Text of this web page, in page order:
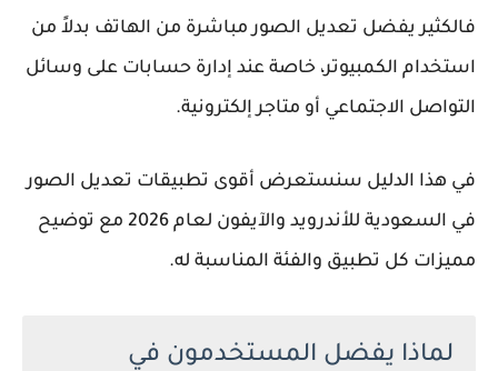
فالكثير يفضل تعديل الصور مباشرة من الهاتف بدلاً من
استخدام الكمبيوتر، خاصة عند إدارة حسابات على وسائل
التواصل الاجتماعي أو متاجر إلكترونية.
في هذا الدليل سنستعرض أقوى تطبيقات تعديل الصور
في السعودية للأندرويد والآيفون لعام 2026
مع توضيح
مميزات كل تطبيق والفئة المناسبة له.
لماذا يفضل المستخدمون في